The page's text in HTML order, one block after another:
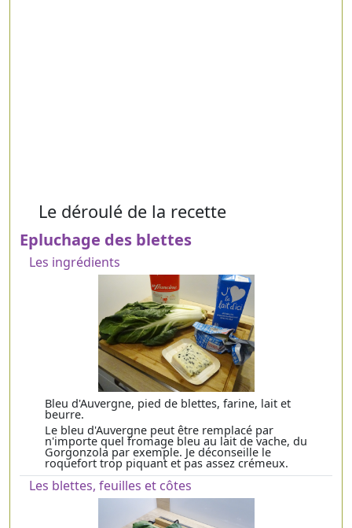
Le déroulé de la recette
Epluchage des blettes
Les ingrédients
Bleu d'Auvergne, pied de blettes, farine, lait et
beurre.
Le bleu d'Auvergne peut être remplacé par
n'importe quel fromage bleu au lait de vache, du
Gorgonzola par exemple. Je déconseille le
roquefort trop piquant et pas assez crémeux.
Les blettes, feuilles et côtes